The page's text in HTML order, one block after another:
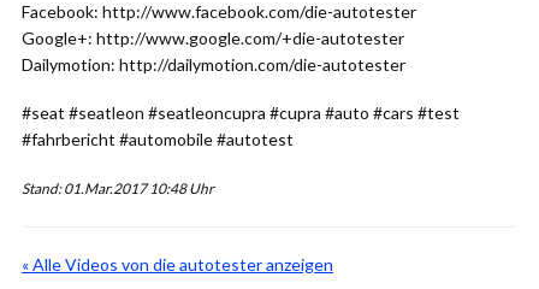
Facebook: http://www.facebook.com/die-autotester
Google+: http://www.google.com/+die-autotester
Dailymotion: http://dailymotion.com/die-autotester
#seat #seatleon #seatleoncupra #cupra #auto #cars #test
#fahrbericht #automobile #autotest
Stand: 01.Mar.2017 10:48 Uhr
« Alle Videos von die autotester anzeigen